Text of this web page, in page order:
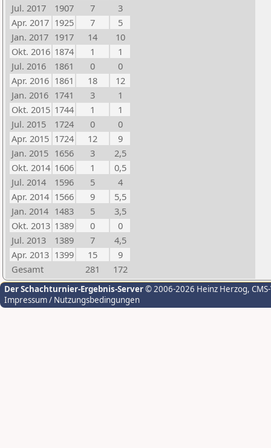
Jul. 2017
1907 7
3
Apr. 2017 1925 7
5
Jan. 2017 1917 14
10
Okt. 2016 1874 1
1
Jul. 2016
1861 0
0
Apr. 2016 1861 18
12
Jan. 2016 1741 3
1
Okt. 2015 1744 1
1
Jul. 2015
1724 0
0
Apr. 2015 1724 12
9
Jan. 2015 1656 3
2,5
Okt. 2014 1606 1
0,5
Jul. 2014
1596 5
4
Apr. 2014 1566 9
5,5
Jan. 2014 1483 5
3,5
Okt. 2013 1389 0
0
Jul. 2013
1389 7
4,5
Apr. 2013 1399 15
9
Gesamt
281 172
Der Schachturnier-Ergebnis-Server© 2006-2026 Heinz Herzog,
Impressum / Nutzungsbedingungen